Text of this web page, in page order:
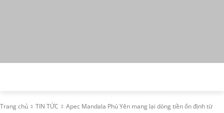
Trang chủ TIN TỨC
Apec Mandala Phú Yên mang lại dòng tiền ổn định từ